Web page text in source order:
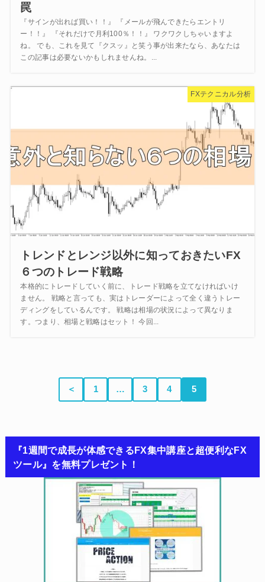
罠
『サインが出れば買い！！』 『メールが飛んできたらエントリ
ー！！』 『それだけで月利100％！！』 ワクワクしちゃいますよ
ね。 でも、これを見て『クスッ』と笑う事が出来たなら、あなたは
この記事は必要ないかもしれませんね。...
FXテクニカル分析
トレンドとレンジ以外に知っておきたいFX
６つのトレード戦略
本格的にトレードしていく前に、トレード戦略を立てなければいけ
ません。 戦略と言っても、実はトレーダーによって全く違うトレー
ディングをしているんです。 戦略は相場の状況によって異なりま
す。つまり、相場と戦略はセット！ 今回...
＜ 1 … 3 4 5
『1週間で成長が体感できるFX集中講座と超便利なFX
ツール』を無料プレゼント！